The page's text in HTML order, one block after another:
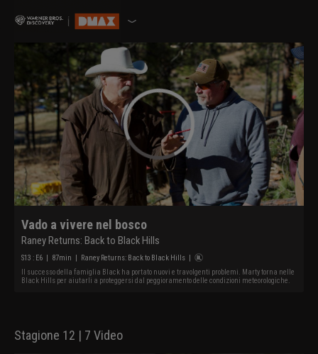
Vado a vivere nel bosco
Raney Returns: Back to Black Hills
S13 : E6 | 87min | Raney Returns: Back to Black Hills |
Il successo della famiglia Black ha portato nuovi e travolgenti problemi. Marty torna nelle
Black Hills per aiutarli a proteggersi dal peggioramento delle condizioni meteorologiche.
Stagione 12 | 7 Video